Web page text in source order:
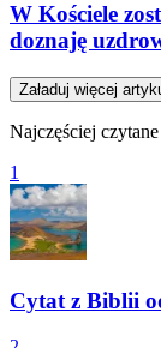
W Kościele
doznaję
Załaduj więcej
Najczęściej
1
Cytat z Biblii